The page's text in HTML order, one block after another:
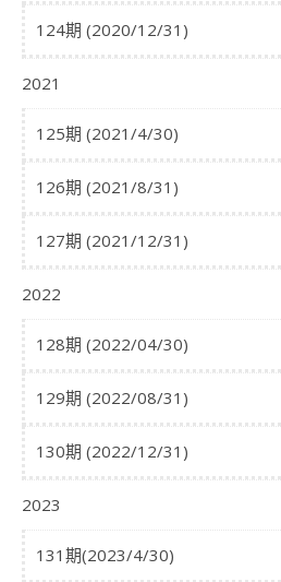
124期 (2020/12/31)
2021
125期 (2021/4/30)
126期 (2021/8/31)
127期 (2021/12/31)
2022
128期 (2022/04/30)
129期 (2022/08/31)
130期 (2022/12/31)
2023
131期(2023/4/30)